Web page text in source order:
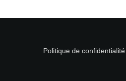
Politique de confidentialité